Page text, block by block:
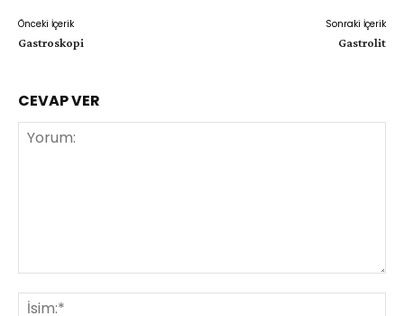
Önceki İçerik
Gastroskopi
Sonraki İçerik
Gastrolit
CEVAP VER